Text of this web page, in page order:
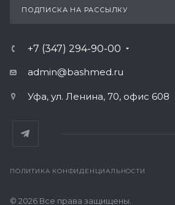
ПОДПИСКА НА РАССЫЛКУ
+7 (347) 294-90-00
admin@bashmed.ru
Уфа, ул. Ленина, 70, офис 608
ПОЛИТИКА КОНФИДЕНЦИАЛЬНОСТИ
© 2026 Все права защищены.